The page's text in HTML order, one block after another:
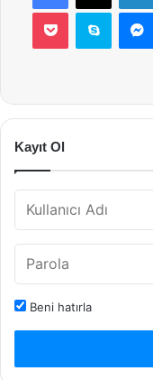
Pocket Skype
Kayıt Ol
Beni hatırla